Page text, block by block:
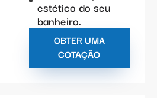
estético do seu
banheiro.
OBTER UMA
COTAÇÃO